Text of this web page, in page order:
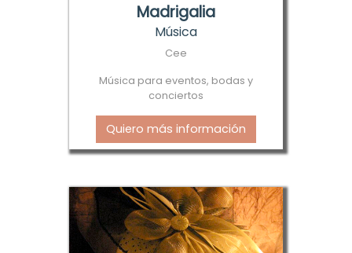
Madrigalia
Música
Cee
Música para eventos, bodas y
conciertos
Quiero más información